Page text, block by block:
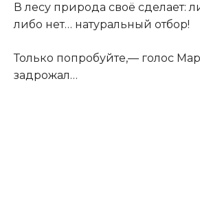
В лесу природа своё сделает:
либо нет… натуральный отбор!
Только попробуйте,— голос
задрожал…